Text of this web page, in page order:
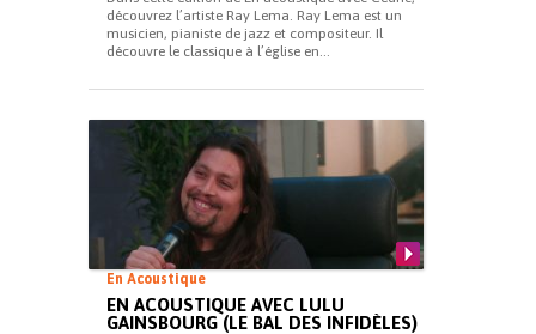
découvrez l’artiste Ray Lema. Ray Lema est un
musicien, pianiste de jazz et compositeur. Il
découvre le classique à l’église en...
En Acoustique
EN ACOUSTIQUE AVEC LULU
GAINSBOURG (LE BAL DES INFIDÈLES)